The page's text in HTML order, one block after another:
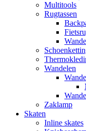
Multitools
Rugtassen
Wandelen
Zaklamp
Skaten
Inline skates